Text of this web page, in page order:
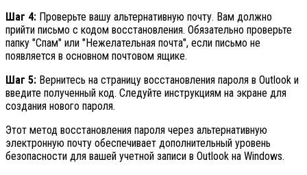
Шаг 4: Проверьте вашу альтернативную почту. Вам должно
прийти письмо с кодом восстановления. Обязательно проверьте
папку "Спам" или "Нежелательная почта", если письмо не
появляется в основном почтовом ящике.
Шаг 5: Вернитесь на страницу восстановления пароля в Outlook и
введите полученный код. Следуйте инструкциям на экране для
создания нового пароля.
Этот метод восстановления пароля через альтернативную
электронную почту обеспечивает дополнительный уровень
безопасности для вашей учетной записи в Outlook на Windows.